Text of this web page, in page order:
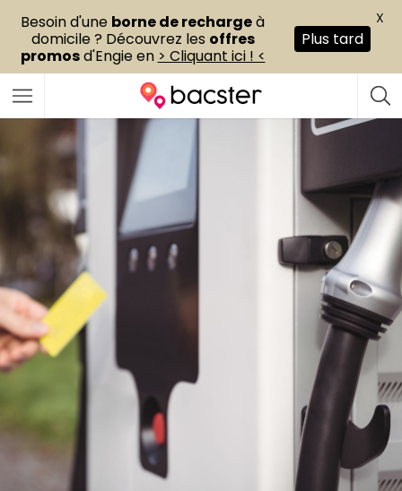
Besoin d'une borne de rechargeà
domicile ? Découvrez les offres
promosd'Engie en > Cliquant ici ! <
Plus tard
X